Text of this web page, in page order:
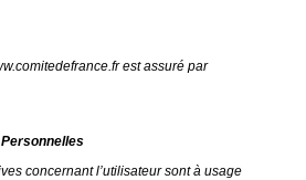
est assuré par
concernant l’utilisateur sont à usage